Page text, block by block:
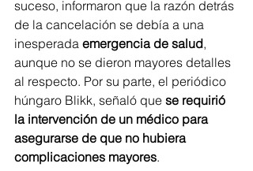
suceso, informaron que la razón detrás
de la cancelación se debía a una
inesperada emergencia de salud,
aunque no se dieron mayores detalles
al respecto. Por su parte, el periódico
húngaro Blikk, señaló que se requirió
la intervención de un médico para
asegurarse de que no hubiera
complicaciones mayores.